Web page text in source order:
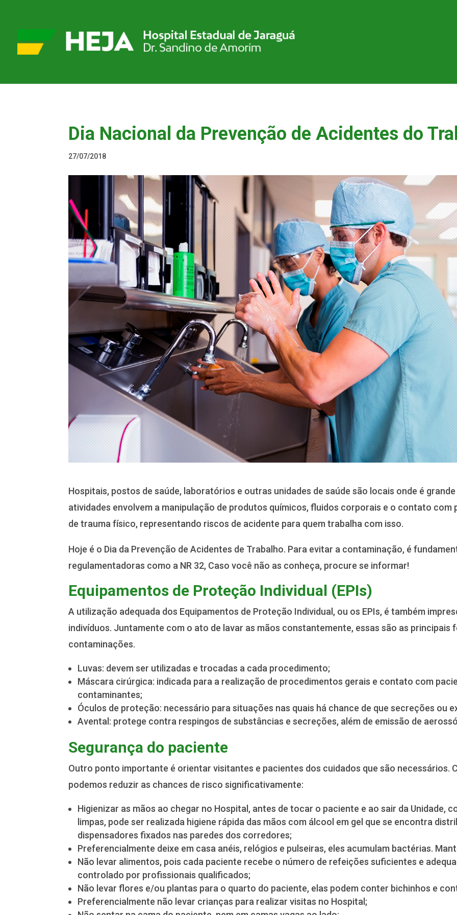
Dia Nacional da Prevenção de Acidentes do
27/07/2018
Hospitais, postos de saúde, laboratórios e outras unidades de saúde são locais onde é
atividades envolvem a manipulação de produtos químicos, fluidos corporais e o contato com
de trauma físico, representando riscos de acidente para quem trabalha com isso.
Hoje é o Dia da Prevenção de Acidentes de Trabalho. Para evitar a contaminação, é
regulamentadoras como a NR 32, Caso você não as conheça, procure se informar!
Equipamentos de Proteção Individual (EPIs)
A utilização adequada dos Equipamentos de Proteção Individual, ou os EPIs, é também
indivíduos. Juntamente com o ato de lavar as mãos constantemente, essas são as principais
contaminações.
Luvas: devem ser utilizadas e trocadas a cada procedimento;
Máscara cirúrgica: indicada para a realização de procedimentos gerais e contato com
contaminantes;
Óculos de proteção: necessário para situações nas quais há chance de que secreções ou
Avental: protege contra respingos de substâncias e secreções, além de emissão de
Segurança do paciente
Outro ponto importante é orientar visitantes e pacientes dos cuidados que são necessários.
podemos reduzir as chances de risco significativamente:
Higienizar as mãos ao chegar no Hospital, antes de tocar o paciente e ao sair da Unidade,
limpas, pode ser realizada higiene rápida das mãos com álcool em gel que se encontra
dispensadores fixados nas paredes dos corredores;
Preferencialmente deixe em casa anéis, relógios e pulseiras, eles acumulam bactérias.
Não levar alimentos, pois cada paciente recebe o número de refeições suficientes e
controlado por profissionais qualificados;
Não levar flores e/ou plantas para o quarto do paciente, elas podem conter bichinhos e
Preferencialmente não levar crianças para realizar visitas no Hospital;